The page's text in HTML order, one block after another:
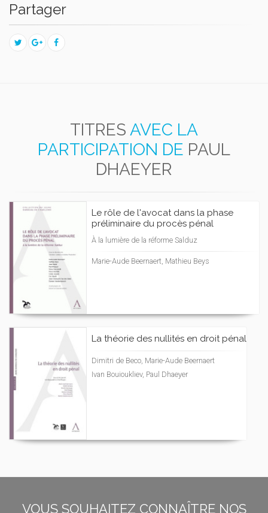
Partager
TITRES AVEC LA
PARTICIPATION DE PAUL
DHAEYER
Le rôle de l'avocat dans la phase
préliminaire du procès pénal
À la lumière de la réforme Salduz
Marie-Aude Beernaert, Mathieu Beys
La théorie des nullités en droit pénal
Dimitri de Beco, Marie-Aude Beernaert
Ivan Bouioukliev, Paul Dhaeyer
VOUS SOUHAITEZ CONNAÎTRE NOS